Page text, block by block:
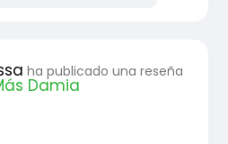
ha publicado una reseña
Damia